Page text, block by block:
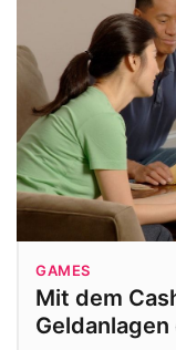
GAMES
Mit dem